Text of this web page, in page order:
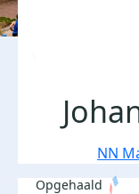
NN
Opgehaald